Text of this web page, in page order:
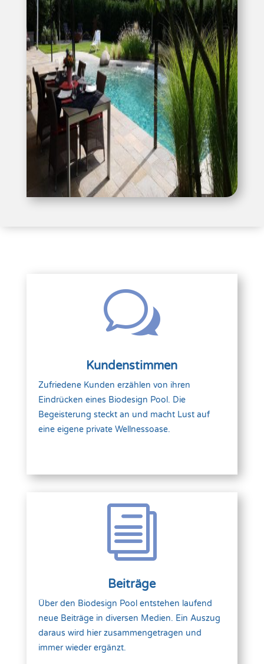
w
Kundenstimmen
Zufriedene Kunden erzählen von ihren
Eindrücken eines Biodesign Pool. Die
Begeisterung steckt an und macht Lust auf
eine eigene private Wellnessoase.
i
Beiträge
Über den Biodesign Pool entstehen laufend
neue Beiträge in diversen Medien. Ein Auszug
daraus wird hier zusammengetragen und
immer wieder ergänzt.